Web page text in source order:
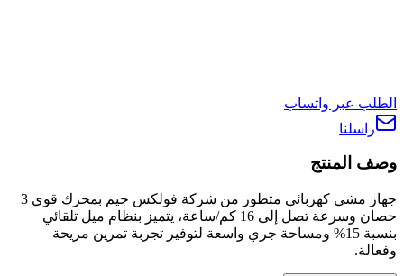
الطلب عبر واتساب
راسلنا
وصف المنتج
جهاز مشي كهربائي متطور من شركة فولكس جيم بمحرك قوي 3
حصان وسرعة تصل إلى 16 كم/ساعة، يتميز بنظام ميل تلقائي
بنسبة 15% ومساحة جري واسعة لتوفير تجربة تمرين مريحة
وفعالة.